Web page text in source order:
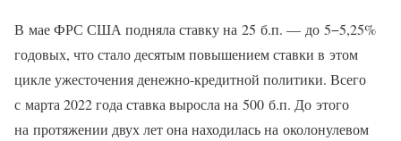
В мае ФРС США подняла ставку на 25 б.п. — до 5−5,25%
годовых, что стало десятым повышением ставки в этом
цикле ужесточения денежно-кредитной политики. Всего
с марта 2022 года ставка выросла на 500 б.п. До этого
на протяжении двух лет она находилась на околонулевом